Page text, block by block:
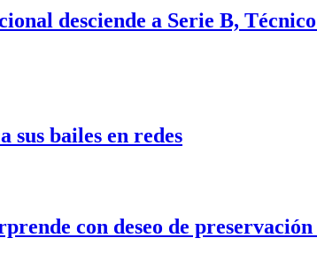
desciende a Serie B,
sus bailes en redes
con deseo de